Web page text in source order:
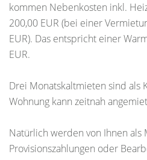
kommen Nebenkosten inkl.
200,00 EUR (bei einer
EUR). Das entspricht einer
EUR.
Drei Monatskaltmieten sind als
Wohnung kann zeitnah
Natürlich werden von Ihnen als
Provisionszahlungen oder